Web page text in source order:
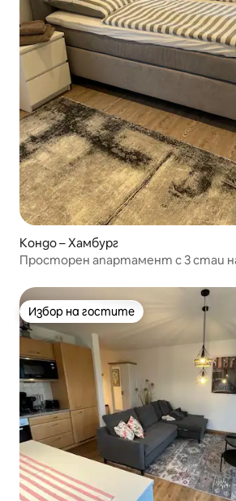
Кондо – Хамбург
Просторен апартамент с 3 стаи
Избор на гостите
Избор на гостите